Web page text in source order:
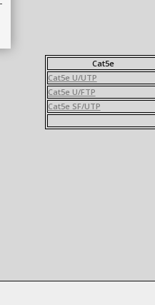
Cat5e
Cat5e U/UTP
Cat5e U/FTP
Cat5e SF/UTP